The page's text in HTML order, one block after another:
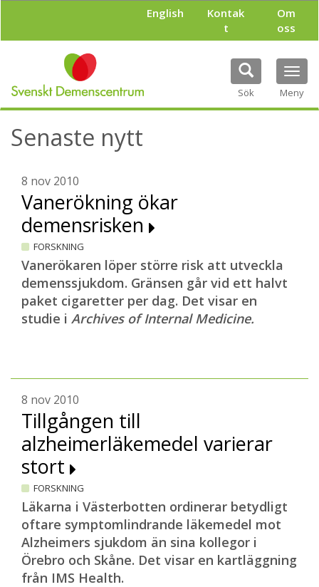
l
English
Kontak
t
Om
oss
Sök Meny
Senaste nytt
8 nov 2010
Vanerökning ökar
demensrisken
FORSKNING
Vanerökaren löper större risk att utveckla
demenssjukdom. Gränsen går vid ett halvt
paket cigaretter per dag. Det visar en
studie i Archives of Internal Medicine.
8 nov 2010
Tillgången till
alzheimerläkemedel varierar
stort
FORSKNING
Läkarna i Västerbotten ordinerar betydligt
oftare symptomlindrande läkemedel mot
Alzheimers sjukdom än sina kollegor i
Örebro och Skåne. Det visar en kartläggning
från IMS Health.